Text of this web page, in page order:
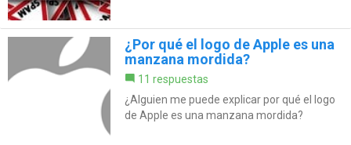
¿Por qué el logo de Apple es una
manzana mordida?
11 respuestas
¿Alguien me puede explicar por qué el logo
de Apple es una manzana mordida?